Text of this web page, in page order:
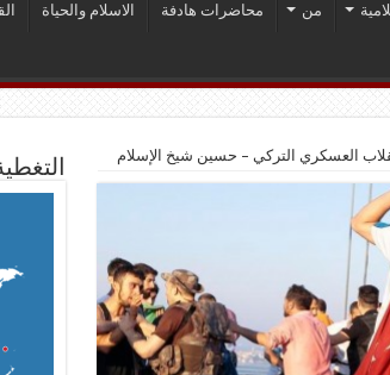
من محاضرات هادفة الاسلام والحياة
العسكري التركي – حسين شيخ الإسلام